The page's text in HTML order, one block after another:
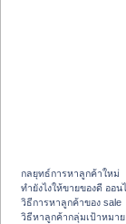
กลยุทธ์การหาลูกค้าใหม่
ทํายังไงให้ขายของดี ออน
วิธีการหาลูกค้าของ sale
วิธีหาลูกค้ากลุ่มเป้าหมาย